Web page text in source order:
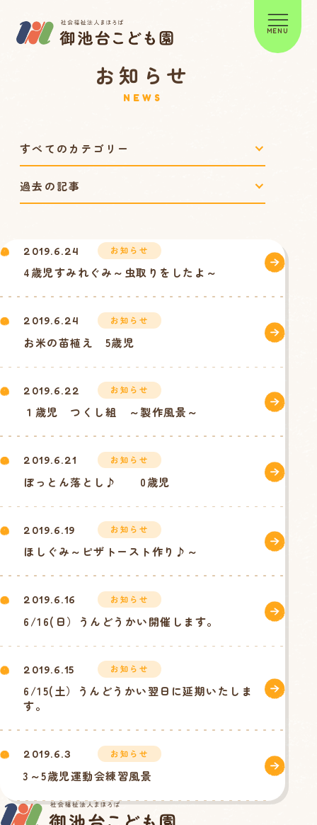
MENU
お知らせ
NEWS
2019.6.24 お知らせ
4歳児すみれぐみ～虫取りをしたよ～
2019.6.24 お知らせ
お米の苗植え 5歳児
2019.6.22 お知らせ
１歳児 つくし組 ～製作風景～
2019.6.21 お知らせ
ぽっとん落とし♪ 0歳児
2019.6.19 お知らせ
ほしぐみ～ピザトースト作り♪～
2019.6.16 お知らせ
6/16(日）うんどうかい開催します。
2019.6.15 お知らせ
6/15(土）うんどうかい翌日に延期いたしま
す。
2019.6.3 お知らせ
3～5歳児運動会練習風景